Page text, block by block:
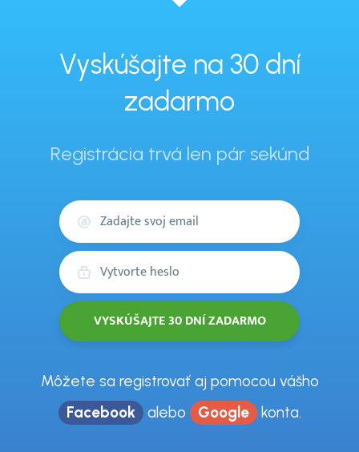
Vyskúšajte na 30 dní
zadarmo
Registrácia trvá len pár sekúnd
Váš
Môžete sa registrovať aj pomocou vášho
Facebook alebo Google konta.